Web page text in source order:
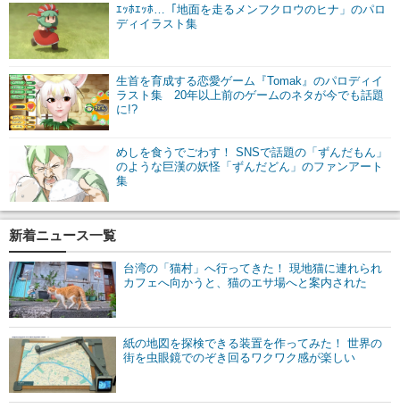
ｴｯﾎｴｯﾎ…「地面を走るメンフクロウのヒナ」のパロ
ディイラスト集
生首を育成する恋愛ゲーム『Tomak』のパロディイ
ラスト集 20年以上前のゲームのネタが今でも話題
に!?
めしを食うでごわす！ SNSで話題の「ずんだもん」
のような巨漢の妖怪「ずんだどん」のファンアート
集
新着ニュース一覧
台湾の「猫村」へ行ってきた！ 現地猫に連れられ
カフェへ向かうと、猫のエサ場へと案内された
紙の地図を探検できる装置を作ってみた！ 世界の
街を虫眼鏡でのぞき回るワクワク感が楽しい